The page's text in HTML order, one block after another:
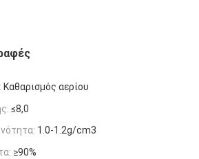
Καθαρισμός αερίου
≤8,0
1.0-1.2g/cm3
≥90%